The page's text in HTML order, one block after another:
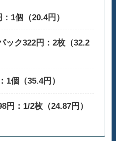
1個（20.4円）
ック322円：2枚（32.2
1個（35.4円）
円：1/2枚（24.87円）